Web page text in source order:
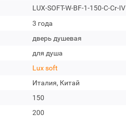
LUX-SOFT-W-BF-1-150-C-Cr-IV
3 года
дверь душевая
для душа
Lux soft
Италия, Китай
150
200